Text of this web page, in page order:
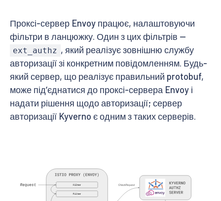
Проксі-сервер Envoy працює, налаштовуючи
фільтри в ланцюжку. Один з цих фільтрів —
ext_authz , який реалізує зовнішню службу
авторизації зі конкретним повідомленням. Будь-
який сервер, що реалізує правильний protobuf,
може підʼєднатися до проксі-сервера Envoy і
надати рішення щодо авторизації; сервер
авторизації Kyverno є одним з таких серверів.